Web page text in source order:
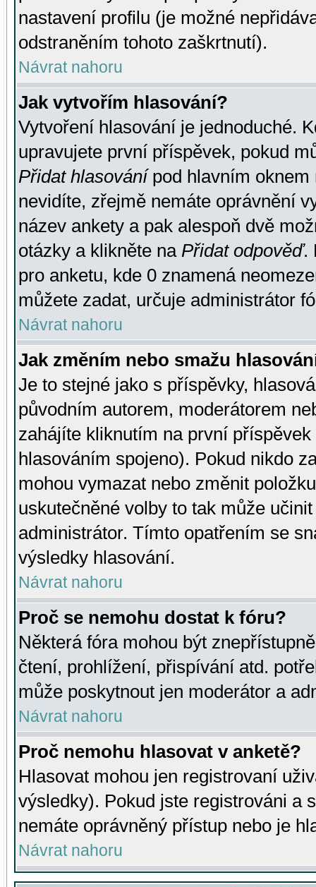
nastavení profilu (je možné
odstraněním tohoto zaškrtnutí).
Návrat nahoru
Jak vytvořím hlasování?
Vytvoření hlasování je jednoduché.
upravujete první příspěvek, pokud
Přidat hlasovánípod hlavním oknem
nevidíte, zřejmě nemáte oprávnění
název ankety a pak alespoň dvě
otázky a klikněte na Přidat odpověď.
pro anketu, kde 0 znamená
můžete zadat, určuje administrátor
Návrat nahoru
Jak změním nebo smažu
Je to stejné jako s příspěvky,
původním autorem, moderátorem
zahájíte kliknutím na první
hlasováním spojeno). Pokud nikdo
mohou vymazat nebo změnit
uskutečněné volby to tak může
administrátor. Tímto opatřením se
výsledky hlasování.
Návrat nahoru
Proč se nemohu dostat k fóru?
Některá fóra mohou být
čtení, prohlížení, přispívání atd.
může poskytnout jen moderátor a
Návrat nahoru
Proč nemohu hlasovat v anketě?
Hlasovat mohou jen registrovaní
výsledky). Pokud jste registrováni a
nemáte oprávněný přístup nebo je
Návrat nahoru